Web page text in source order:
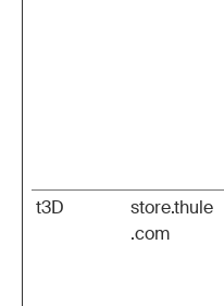
t3D
store.thule
.com